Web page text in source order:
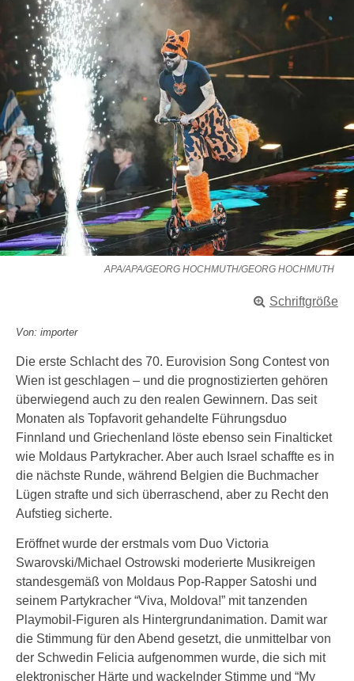
APA/APA/GEORG HOCHMUTH/GEORG HOCHMUTH
Schriftgröße
Von: importer
Die erste Schlacht des 70. Eurovision Song Contest von
Wien ist geschlagen – und die prognostizierten gehören
überwiegend auch zu den realen Gewinnern. Das seit
Monaten als Topfavorit gehandelte Führungsduo
Finnland und Griechenland löste ebenso sein Finalticket
wie Moldaus Partykracher. Aber auch Israel schaffte es in
die nächste Runde, während Belgien die Buchmacher
Lügen strafte und sich überraschend, aber zu Recht den
Aufstieg sicherte.
Eröffnet wurde der erstmals vom Duo Victoria
Swarovski/Michael Ostrowski moderierte Musikreigen
standesgemäß von Moldaus Pop-Rapper Satoshi und
seinem Partykracher “Viva, Moldova!” mit tanzenden
Playmobil-Figuren als Hintergrundanimation. Damit war
die Stimmung für den Abend gesetzt, die unmittelbar von
der Schwedin Felicia aufgenommen wurde, die sich mit
elektronischer Härte und wackelnder Stimme und “My